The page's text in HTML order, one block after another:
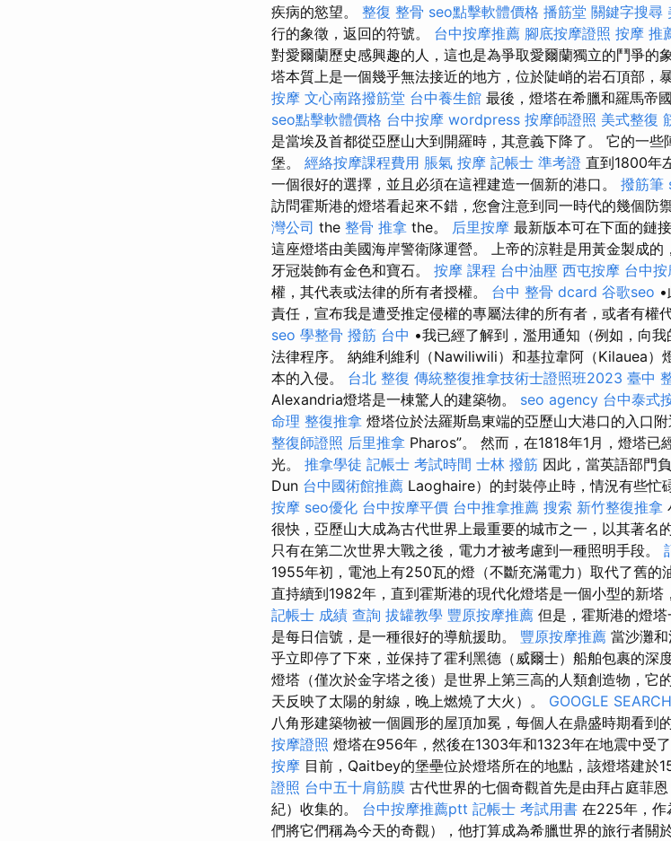
疾病的慾望。 整復 整骨 seo點擊軟體價格 播筋堂 關鍵字搜尋
行的象徵，返回的符號。 台中按摩推薦 腳底按摩證照 按摩 推
對愛爾蘭歷史感興趣的人，這也是為爭取愛爾蘭獨立的鬥爭的
塔本質上是一個幾乎無法接近的地方，位於陡峭的岩石頂部，
按摩 文心南路撥筋堂 台中養生館 最後，燈塔在希臘和羅馬帝
seo點擊軟體價格 台中按摩 wordpress 按摩師證照 美式整復
是當埃及首都從亞歷山大到開羅時，其意義下降了。 它的一
堡。 經絡按摩課程費用 脹氣 按摩 記帳士 準考證 直到1800年
一個很好的選擇，並且必須在這裡建造一個新的港口。 撥筋筆
訪問霍斯港的燈塔看起來不錯，您會注意到同一時代的幾個防
灣公司 the 整骨 推拿 the。 后里按摩 最新版本可在下面的鏈
這座燈塔由美國海岸警衛隊運營。 上帝的涼鞋是用黃金製成的
牙冠裝飾有金色和寶石。 按摩 課程 台中油壓 西屯按摩 台中
權，其代表或法律的所有者授權。 台中 整骨 dcard 谷歌seo
責任，宣布我是遭受推定侵權的專屬法律的所有者，或者有權
seo 學整骨 撥筋 台中 •我已經了解到，濫用通知（例如，向
法律程序。 納維利維利（Nawiliwili）和基拉韋阿（Kilauea）
本的入侵。 台北 整復 傳統整復推拿技術士證照班2023 臺中
Alexandria燈塔是一棟驚人的建築物。 seo agency 台中泰式
命理 整復推拿 燈塔位於法羅斯島東端的亞歷山大港口的入口
整復師證照 后里推拿 Pharos”。 然而，在1818年1月，燈塔
光。 推拿學徒 記帳士 考試時間 士林 撥筋 因此，當英語部門
Dun 台中國術館推薦 Laoghaire）的封裝停止時，情況有些忙
按摩 seo優化 台中按摩平價 台中推拿推薦 搜索 新竹整復推拿
很快，亞歷山大成為古代世界上最重要的城市之一，以其著名
只有在第二次世界大戰之後，電力才被考慮到一種照明手段。
1955年初，電池上有250瓦的燈（不斷充滿電力）取代了舊的
直持續到1982年，直到霍斯港的現代化燈塔是一個小型的新塔
記帳士 成績 查詢 拔罐教學 豐原按摩推薦 但是，霍斯港的燈
是每日信號，是一種很好的導航援助。 豐原按摩推薦 當沙灘
乎立即停了下來，並保持了霍利黑德（威爾士）船舶包裹的深
燈塔（僅次於金字塔之後）是世界上第三高的人類創造物，它
天反映了太陽的射線，晚上燃燒了大火）。 GOOGLE
八角形建築物被一個圓形的屋頂加冕，每個人在鼎盛時期看到
按摩證照 燈塔在956年，然後在1303年和1323年在地震中受
按摩 目前，Qaitbey的堡壘位於燈塔所在的地點，該燈塔建於
證照 台中五十肩筋膜 古代世界的七個奇觀首先是由拜占庭菲恩
紀）收集的。 台中按摩推薦ptt 記帳士 考試用書 在225年，作
們將它們稱為今天的奇觀），他打算成為希臘世界的旅行者關